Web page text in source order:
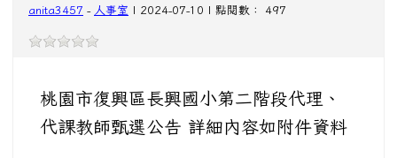
anita3457 - 人事室 | 2024-07-10 | 點閱數： 497
桃園市復興區長興國小第二階段代理、
代課教師甄選公告 詳細內容如附件資料